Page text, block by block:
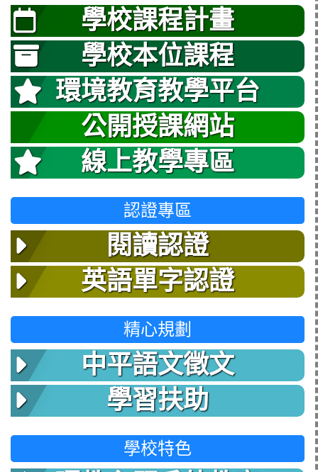
學校課程計畫
學校本位課程
環境教育教學平台
公開授課網站
線上教學專區
認證專區
閱讀認證
英語單字認證
精心規劃
中平語文徵文
學習扶助
學校特色